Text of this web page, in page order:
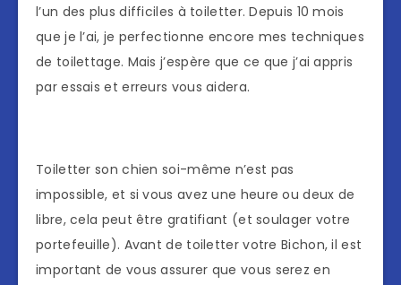
l’un des plus difficiles à toiletter. Depuis 10 mois
que je l’ai, je perfectionne encore mes techniques
de toilettage. Mais j’espère que ce que j’ai appris
par essais et erreurs vous aidera.
Toiletter son chien soi-même n’est pas
impossible, et si vous avez une heure ou deux de
libre, cela peut être gratifiant (et soulager votre
portefeuille). Avant de toiletter votre Bichon, il est
important de vous assurer que vous serez en